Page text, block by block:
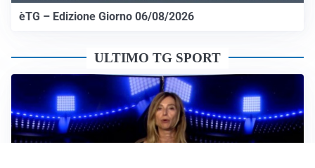
èTG – Edizione Giorno 06/08/2026
ULTIMO TG SPORT